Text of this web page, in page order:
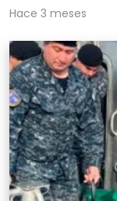
Hace 3 meses